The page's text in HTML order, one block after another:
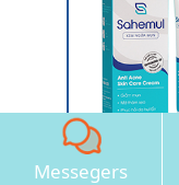
Messegers